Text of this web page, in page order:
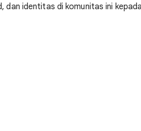
dan identitas di komunitas ini